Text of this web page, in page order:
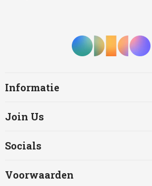
Informatie
Join Us
Socials
Voorwaarden